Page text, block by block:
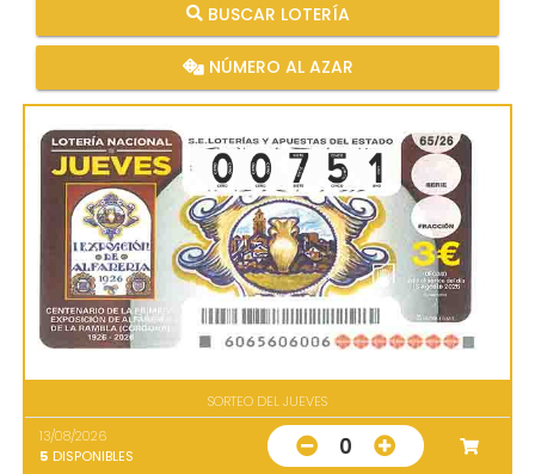
BUSCAR LOTERÍA
NÚMERO AL AZAR
SORTEO DEL JUEVES
13/08/2026
5 DISPONIBLES 0